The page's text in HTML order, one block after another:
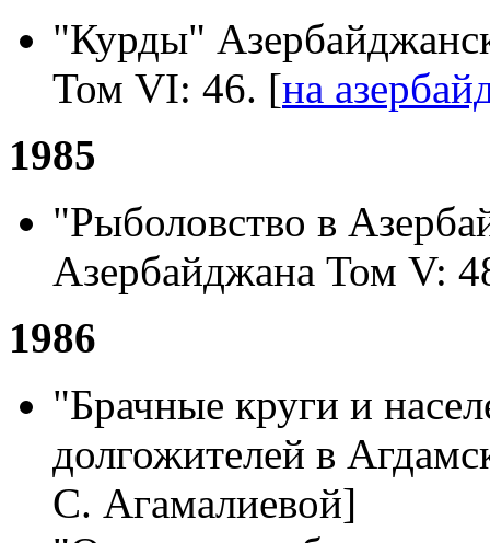
"Курды"
Том VI: 46. [на
1985
"Рыболовство в
Азербайджана Том V:
1986
"Брачные круги и
долгожителей в
С. Агамалиевой]